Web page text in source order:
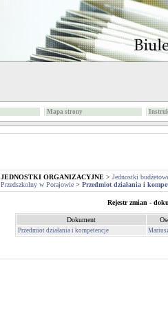
Mapa strony
JEDNOSTKI ORGANIZACYJNE > Jednostki
Przedszkolny w Porajowie > Przedmiot działania i
Rejestr zmian -
Dokument
Przedmiot działania i kompetencje